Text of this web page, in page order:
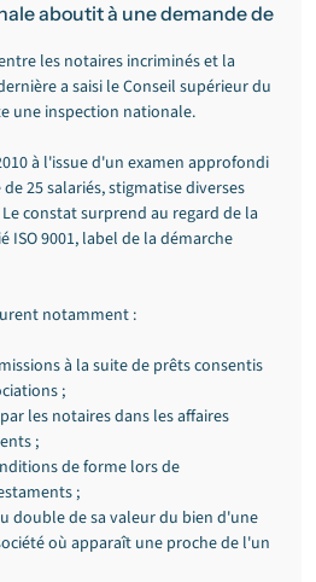
aboutit à une demande de
les notaires incriminés et la
a saisi le Conseil supérieur du
une inspection nationale.
à l'issue d'un examen approfondi
25 salariés, stigmatise diverses
constat surprend au regard de la
9001, label de la démarche
notamment :
à la suite de prêts consentis
;
les notaires dans les affaires
;
de forme lors de
;
double de sa valeur du bien d'une
où apparaît une proche de l'un